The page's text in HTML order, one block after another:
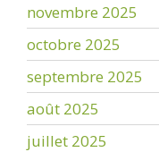
novembre 2025
octobre 2025
septembre 2025
août 2025
juillet 2025